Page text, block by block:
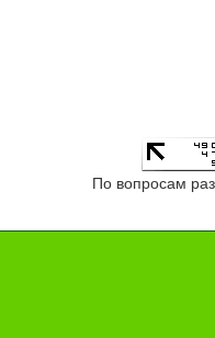
По вопросам